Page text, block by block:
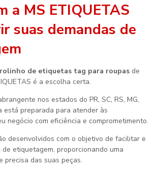
a MS ETIQUETAS
suas demandas de
rolinho de etiquetas tag para roupas de
é a escolha certa.
nos estados do PR, SC, RS, MG,
está preparada para atender às
negócio com eficiência e comprometimento.
desenvolvidos com o objetivo de facilitar e
etiquetagem, proporcionando uma
precisa das suas peças.